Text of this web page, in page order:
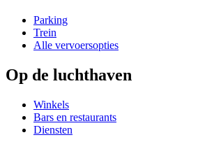
Parking
Trein
Alle vervoersopties
Op de luchthaven
Winkels
Bars en restaurants
Diensten